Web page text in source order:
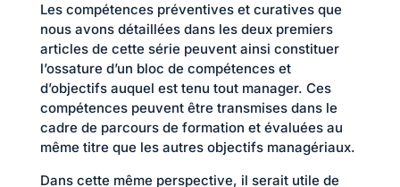
Les compétences préventives et curatives que
nous avons détaillées dans les deux premiers
articles de cette série peuvent ainsi constituer
l’ossature d’un bloc de compétences et
d’objectifs auquel est tenu tout manager. Ces
compétences peuvent être transmises dans le
cadre de parcours de formation et évaluées au
même titre que les autres objectifs managériaux.
Dans cette même perspective, il serait utile de